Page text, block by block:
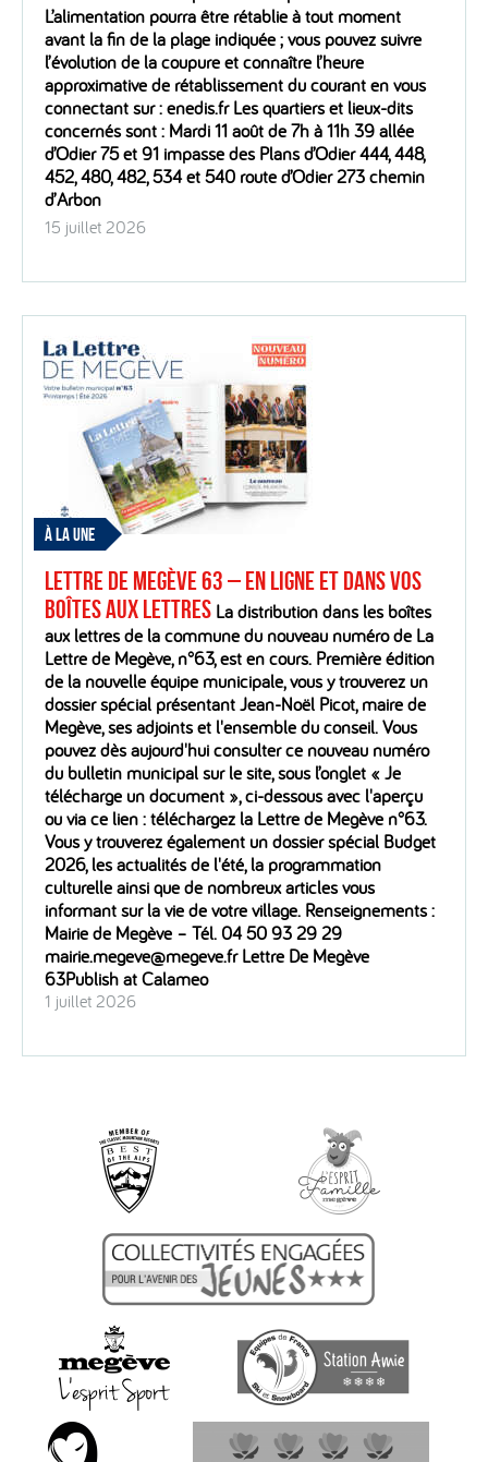
L’alimentation pourra être rétablie à tout moment
avant la fin de la plage indiquée ; vous pouvez suivre
l’évolution de la coupure et connaître l’heure
approximative de rétablissement du courant en vous
connectant sur : enedis.fr Les quartiers et lieux-dits
concernés sont : Mardi 11 août de 7h à 11h 39 allée
d’Odier 75 et 91 impasse des Plans d’Odier 444, 448,
452, 480, 482, 534 et 540 route d’Odier 273 chemin
d’Arbon
15 juillet 2026
À LA UNE
Lettre de Megève 63 – En ligne et dans vos
boîtes aux lettres La distribution dans les boîtes
aux lettres de la commune du nouveau numéro de La
Lettre de Megève, n°63, est en cours. Première édition
de la nouvelle équipe municipale, vous y trouverez un
dossier spécial présentant Jean-Noël Picot, maire de
Megève, ses adjoints et l'ensemble du conseil. Vous
pouvez dès aujourd'hui consulter ce nouveau numéro
du bulletin municipal sur le site, sous l’onglet « Je
télécharge un document », ci-dessous avec l'aperçu
ou via ce lien : téléchargez la Lettre de Megève n°63.
Vous y trouverez également un dossier spécial Budget
2026, les actualités de l'été, la programmation
culturelle ainsi que de nombreux articles vous
informant sur la vie de votre village. Renseignements :
Mairie de Megève – Tél. 04 50 93 29 29
mairie.megeve@megeve.fr Lettre De Megève
63Publish at Calameo
1 juillet 2026